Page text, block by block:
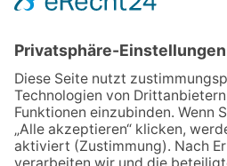
E-Mail